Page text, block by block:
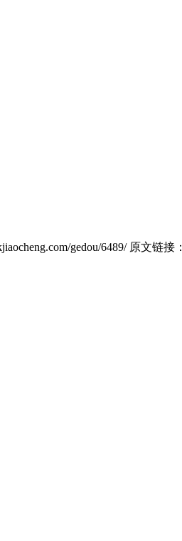
gedou/6489/ 原文链接：